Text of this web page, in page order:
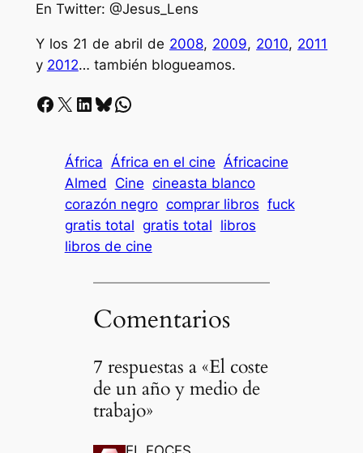
En Twitter: @Jesus_Lens
Y los 21 de abril de 2008, 2009, 2010, 2011
y 2012… también blogueamos.
Facebook X LinkedIn Bluesky Whatsapp
África África en el cine Áfricacine
Almed
Cine cineasta blanco
corazón negro comprar libros fuck
gratis total gratis total libros
libros de cine
Comentarios
7 respuestas a «El coste
de un año y medio de
trabajo»